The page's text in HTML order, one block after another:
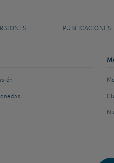
PUBLICACIONES